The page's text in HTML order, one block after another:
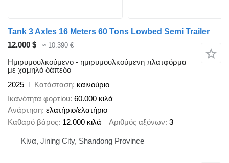
Tank 3 Axles 16 Meters 60 Tons Lowbed Semi Trailer
12.000 $
≈ 10.390 €
Ημιρυμουλκούμενο - ημιρυμουλκούμενη πλατφόρμα
με χαμηλό δάπεδο
2025
Κατάσταση καινούριο
Ικανότητα φορτίου 60.000 κιλά
Ανάρτηση ελατήριο/ελατήριο
Καθαρό βάρος 12.000 κιλά Αριθμός αξόνων 3
Κίνα, Jining City, Shandong Province